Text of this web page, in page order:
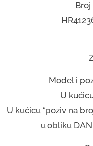
Broj
Model i
U
U kućicu “poziv na
u obliku